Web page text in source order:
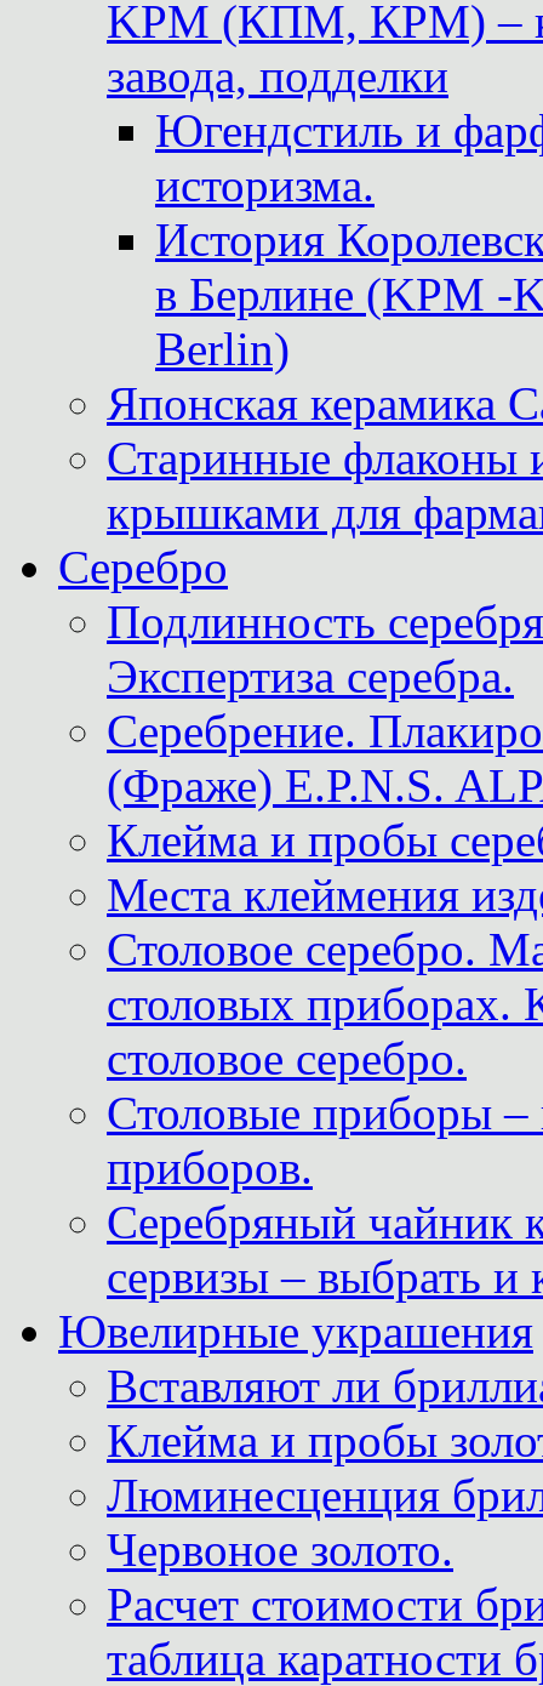
KPM (КПМ, КРМ) –
завода, подделки
Югендстиль и
историзма.
История
в Берлине (KPM -
Berlin)
Японская керамика
Старинные флаконы
крышками для
Серебро
Подлинность
Экспертиза серебра.
Серебрение.
(Фраже) E.P.N.S.
Клейма и пробы
Места клеймения
Столовое серебро.
столовых приборах.
столовое серебро.
Столовые приборы –
приборов.
Серебряный чайник
сервизы – выбрать и
Ювелирные украшения
Вставляют ли
Клейма и пробы
Люминесценция
Червоное золото.
Расчет стоимости
таблица каратности